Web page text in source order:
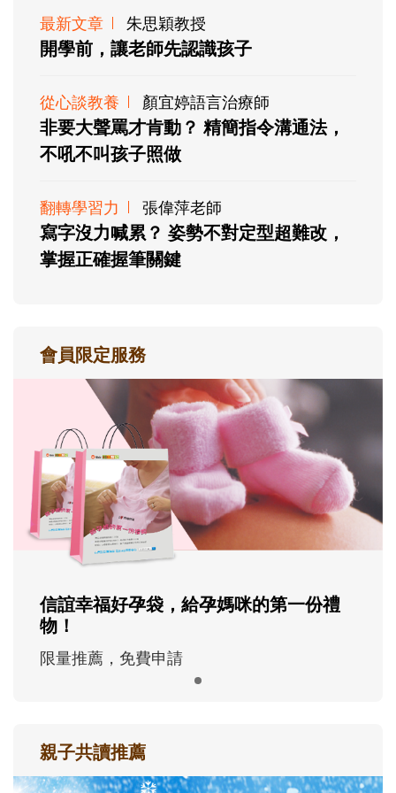
最新文章 朱思穎教授
開學前，讓老師先認識孩子
從心談教養 顏宜婷語言治療師
非要大聲罵才肯動？ 精簡指令溝通法，
不吼不叫孩子照做
翻轉學習力 張偉萍老師
寫字沒力喊累？ 姿勢不對定型超難改，
掌握正確握筆關鍵
會員限定服務
信誼幸福好孕袋，給孕媽咪的第一份禮
物！
限量推薦，免費申請
親子共讀推薦